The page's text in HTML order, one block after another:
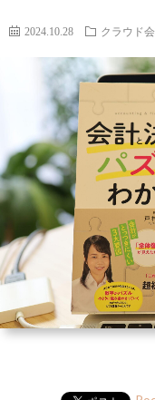
2024.10.28 クラウド